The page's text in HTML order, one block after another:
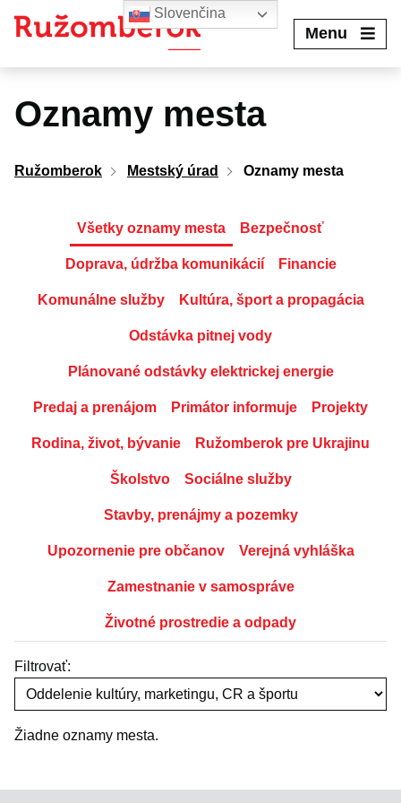
Menu
Oznamy mesta
Ružomberok Mestský úrad Oznamy mesta
Všetky oznamy mesta Bezpečnosť
Doprava, údržba komunikácií Financie
Komunálne služby Kultúra, šport a propagácia
Odstávka pitnej vody
Plánované odstávky elektrickej energie
Predaj a prenájom Primátor informuje Projekty
Rodina, život, bývanie Ružomberok pre Ukrajinu
Školstvo Sociálne služby
Stavby, prenájmy a pozemky
Upozornenie pre občanov Verejná vyhláška
Zamestnanie v samospráve
Životné prostredie a odpady
Filtrovať:
Žiadne oznamy mesta.
Slovenčina